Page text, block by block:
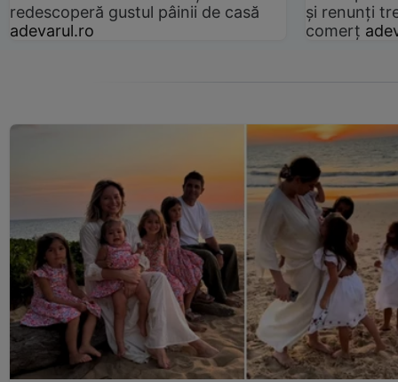
redescoperă gustul pâinii de casă
adevarul.ro
și renunți
comerț